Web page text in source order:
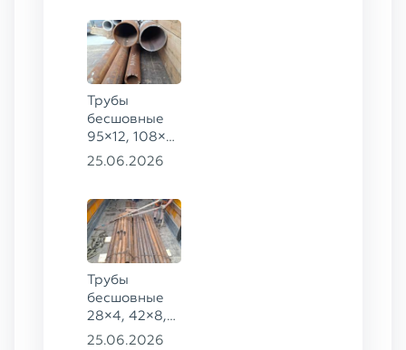
Трубы
бесшовные
95×12, 108×6,
159×32,
09Г2С
25.06.2026
Трубы
бесшовные
28×4, 42×8,
73×14,
25.06.2026